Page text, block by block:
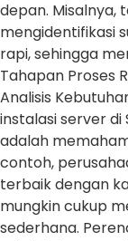
depan. Misalnya,
mengidentifikasi
rapi, sehingga
Tahapan Proses
Analisis
instalasi server
adalah
contoh,
terbaik dengan
mungkin cukup
sederhana.